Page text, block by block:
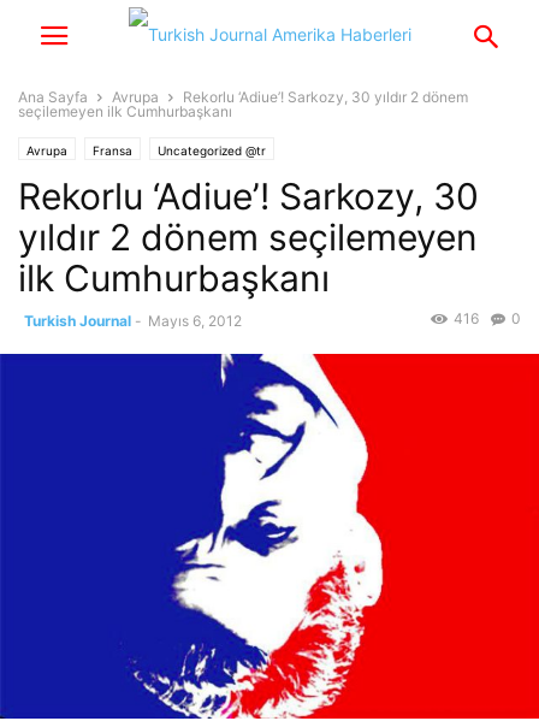
Ana Sayfa Avrupa
Rekorlu ‘Adiue’! Sarkozy, 30 yıldır 2 dönem
seçilemeyen ilk Cumhurbaşkanı
Avrupa Fransa Uncategorized @tr
Rekorlu ‘Adiue’! Sarkozy, 30
yıldır 2 dönem seçilemeyen
ilk Cumhurbaşkanı
Turkish Journal - Mayıs 6, 2012 0
416